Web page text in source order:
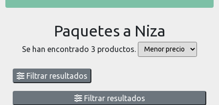
Paquetes a Niza
Se han encontrado 3 productos.
Filtrar resultados
Filtrar resultados